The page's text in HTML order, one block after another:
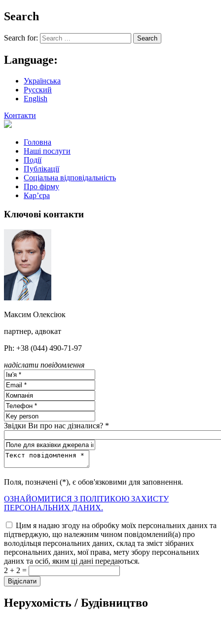
Search
Search for:
Language:
Українська
Русский
English
Контакти
Головна
Наші послуги
Події
Публікації
Соціальна відповідальність
Про фiрму
Кар’єра
Ключові контакти
Максим Олексiюк
партнер, адвокат
Ph: +38 (044) 490-71-97
надіслати повідомлення
Звідки Ви про нас дізналися? *
Поля, позначені (*), є обов'язковими для заповнення.
ОЗНАЙОМИТИСЯ З ПОЛІТИКОЮ ЗАХИСТУ
ПЕРСОНАЛЬНИХ ДАНИХ.
Цим я надаю згоду на обробку моїх персональних даних та
підтверджую, що належним чином повідомлений(а) про
володільця персональних даних, склад та зміст зібраних
персональних даних, мої права, мету збору персональних
даних та осіб, яким ці дані передаються.
2 + 2 =
Нерухомість / Будівництво